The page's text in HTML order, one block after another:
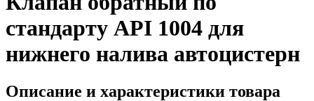
стандарту API 1004 для
нижнего налива автоцистерн
Описание и характеристики товара